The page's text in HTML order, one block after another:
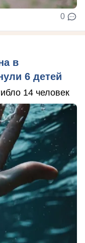
0
в
6 детей
14 человек